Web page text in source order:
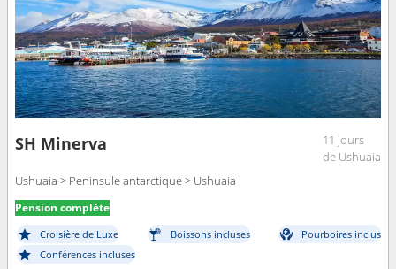
SH Minerva
11 jours
de Ushuaia
Ushuaia > Peninsule antarctique > Ushuaia
Pension complète
Croisière de Luxe Boissons incluses
Pourboires inclus
Conférences incluses